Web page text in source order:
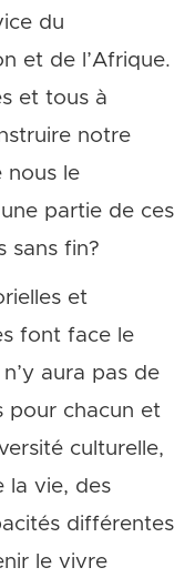
du
et de l’Afrique.
et tous à
notre
nous le
partie de ces
sans fin?
et
font face le
aura pas de
pour chacun et
culturelle,
la vie, des
différentes
le vivre